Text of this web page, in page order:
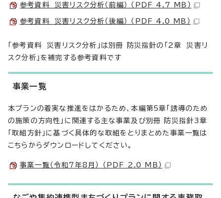
参考資料 災害リスク分析（前編） （PDF 4.7 MB）
参考資料 災害リスク分析（後編） （PDF 4.0 MB）
「参考資料 災害リスク分析」は別冊 防災指針の「2章 災害リ
スク分析」を補完する参考資料です
事業一覧
本プランの着実な推進をはかるため、本編第5章「誘導のため
の施策の方向性」に関連する主な事業及び別冊 防災指針3章
「取組方針」に基づく具体的な取組をとりまとめた事業一覧は
こちらからダウンロードしてください。
事業一覧（令和7年8月） （PDF 2.0 MB）